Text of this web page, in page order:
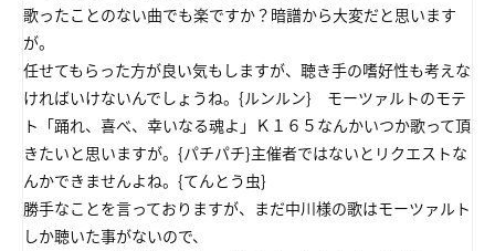
歌ったことのない曲でも楽ですか？暗譜から大変だと思います
が。
任せてもらった方が良い気もしますが、聴き手の嗜好性も考えな
ければいけないんでしょうね。{ルンルン} モーツァルトのモテ
ト「踊れ、喜べ、幸いなる魂よ」Ｋ１６５なんかいつか歌って頂
きたいと思いますが。{パチパチ}主催者ではないとリクエストな
んかできませんよね。{てんとう虫}
勝手なことを言っておりますが、まだ中川様の歌はモーツァルト
しか聴いた事がないので、